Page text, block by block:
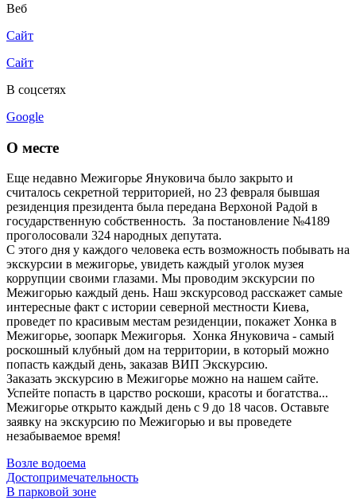
Веб
Сайт
Сайт
В соцсетях
Google
О месте
Еще недавно Межигорье Януковича было закрыто и
считалось секретной территорией, но 23 февраля бывшая
резиденция президента была передана Верхоной Радой в
государственную собственность. За постановление №4189
проголосовали 324 народных депутата.
С этого дня у каждого человека есть возможность побывать на
экскурсии в межигорье, увидеть каждый уголок музея
коррупции своими глазами. Мы проводим экскурсии по
Межигорью каждый день. Наш экскурсовод расскажет самые
интересные факт с истории северной местности Киева,
проведет по красивым местам резиденции, покажет Хонка в
Межигорье, зоопарк Межигорья. Хонка Януковича - самый
роскошный клубный дом на территории, в который можно
попасть каждый день, заказав ВИП Экскурсию.
Заказать экскурсию в Межигорье можно на нашем сайте.
Успейте попасть в царство роскоши, красоты и богатства...
Межигорье открыто каждый день с 9 до 18 часов. Оставьте
заявку на экскурсию по Межигорью и вы проведете
незабываемое время!
Возле водоема
Достопримечательность
В парковой зоне